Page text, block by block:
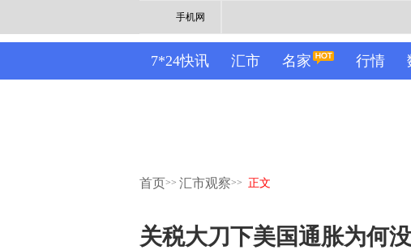
手机网
7*24快讯 汇市 名家 行情
首页>> 汇市观察>> 正文
关税大刀下美国通胀为何